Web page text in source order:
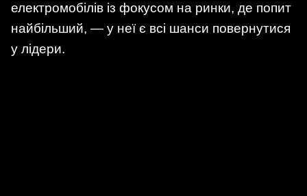
електромобілів із фокусом на ринки, де попит
найбільший, — у неї є всі шанси повернутися
у лідери.